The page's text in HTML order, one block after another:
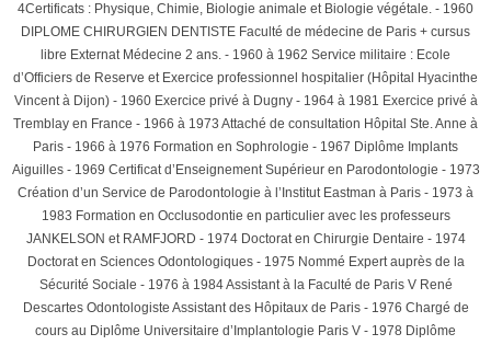
4Certificats : Physique, Chimie, Biologie animale et Biologie végétale. - 1960
DIPLOME CHIRURGIEN DENTISTE Faculté de médecine de Paris + cursus
libre Externat Médecine 2 ans. - 1960 à 1962 Service militaire : Ecole
d’Officiers de Reserve et Exercice professionnel hospitalier (Hôpital Hyacinthe
Vincent à Dijon) - 1960 Exercice privé à Dugny - 1964 à 1981 Exercice privé à
Tremblay en France - 1966 à 1973 Attaché de consultation Hôpital Ste. Anne à
Paris - 1966 à 1976 Formation en Sophrologie - 1967 Diplôme Implants
Aiguilles - 1969 Certificat d’Enseignement Supérieur en Parodontologie - 1973
Création d’un Service de Parodontologie à l’Institut Eastman à Paris - 1973 à
1983 Formation en Occlusodontie en particulier avec les professeurs
JANKELSON et RAMFJORD - 1974 Doctorat en Chirurgie Dentaire - 1974
Doctorat en Sciences Odontologiques - 1975 Nommé Expert auprès de la
Sécurité Sociale - 1976 à 1984 Assistant à la Faculté de Paris V René
Descartes Odontologiste Assistant des Hôpitaux de Paris - 1976 Chargé de
cours au Diplôme Universitaire d’Implantologie Paris V - 1978 Diplôme